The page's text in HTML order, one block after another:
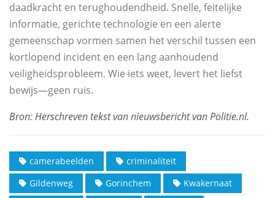
daadkracht en terughoudendheid. Snelle, feitelijke
informatie, gerichte technologie en een alerte
gemeenschap vormen samen het verschil tussen een
kortlopend incident en een lang aanhoudend
veiligheidsprobleem. Wie iets weet, levert het liefst
bewijs—geen ruis.
camerabeelden
criminaliteit
Gildenweg
Gorinchem Kwakernaat